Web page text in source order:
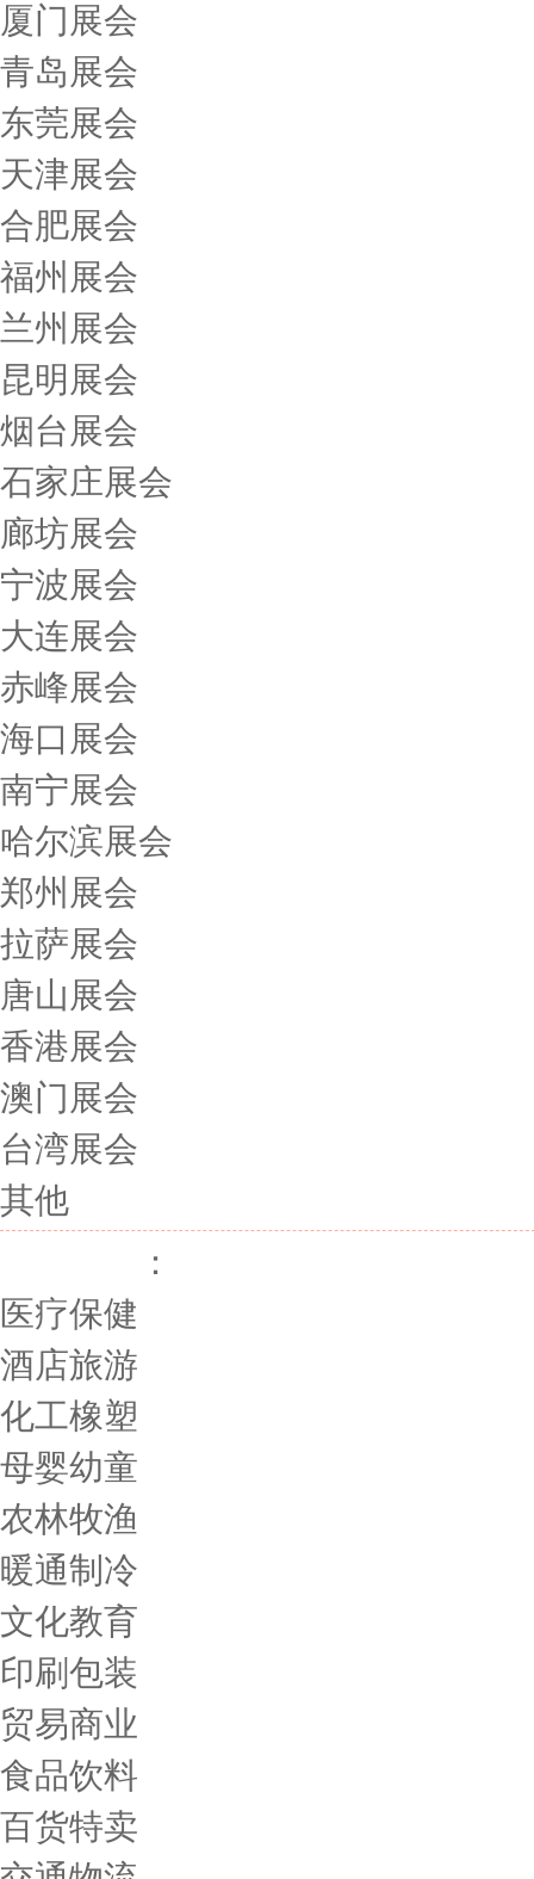
厦门展会
青岛展会
东莞展会
天津展会
合肥展会
福州展会
兰州展会
昆明展会
烟台展会
石家庄展会
廊坊展会
宁波展会
大连展会
赤峰展会
海口展会
南宁展会
哈尔滨展会
郑州展会
拉萨展会
唐山展会
香港展会
澳门展会
台湾展会
其他
：
医疗保健
酒店旅游
化工橡塑
母婴幼童
农林牧渔
暖通制冷
文化教育
印刷包装
贸易商业
食品饮料
百货特卖